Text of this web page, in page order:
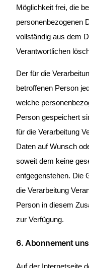
Möglichkeit frei, die
personenbezogenen
vollständig aus dem
Verantwortlichen
Der für die
betroffenen Person
welche
Person gespeichert
für die Verarbeitung
Daten auf Wunsch
soweit dem keine
entgegenstehen. Die
die Verarbeitung
Person in diesem
zur Verfügung.
6. Abonnement